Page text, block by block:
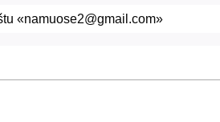
«namuose2@gmail.com»